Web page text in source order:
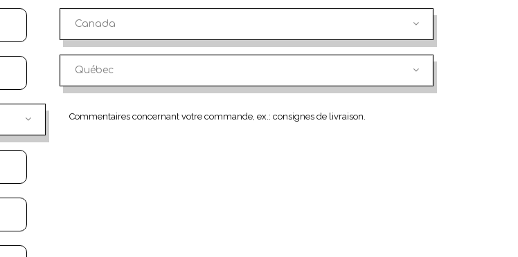
Canada
Québec